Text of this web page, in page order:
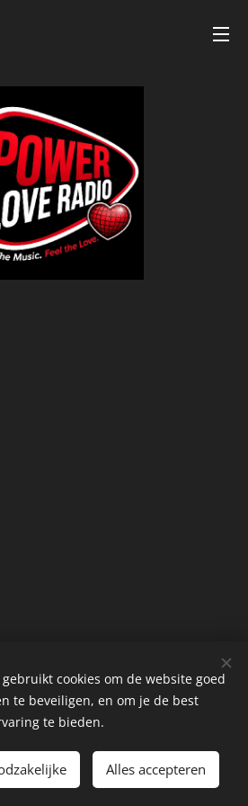
Pop Rock Radio.
Cookies
gebruikt cookies om de website goed
te beveiligen, en om je de best
te bieden.
Alles accepteren